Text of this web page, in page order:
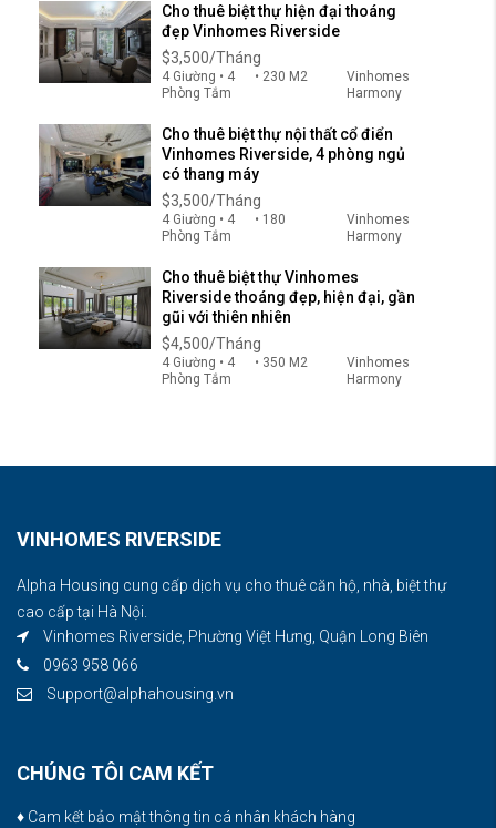
Cho thuê biệt thự hiện đại thoáng
đẹp Vinhomes Riverside
$3,500/Tháng
4 Giường • 4
Phòng Tắm
• 230 M2
Vinhomes
Harmony
Cho thuê biệt thự nội thất cổ điển
Vinhomes Riverside, 4 phòng ngủ
có thang máy
$3,500/Tháng
4 Giường • 4
Phòng Tắm
• 180
Vinhomes
Harmony
Cho thuê biệt thự Vinhomes
Riverside thoáng đẹp, hiện đại, gần
gũi với thiên nhiên
$4,500/Tháng
4 Giường • 4
Phòng Tắm
• 350 M2
Vinhomes
Harmony
VINHOMES RIVERSIDE
Alpha Housing cung cấp dịch vụ cho thuê căn hộ, nhà, biệt thự
cao cấp tại Hà Nội.
Vinhomes Riverside, Phường Việt Hưng, Quận Long Biên
0963 958 066
Support@alphahousing.vn
CHÚNG TÔI CAM KẾT
♦ Cam kết bảo mật thông tin cá nhân khách hàng